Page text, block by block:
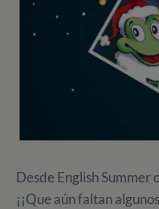
Desde English Summer
¡¡Que aún faltan